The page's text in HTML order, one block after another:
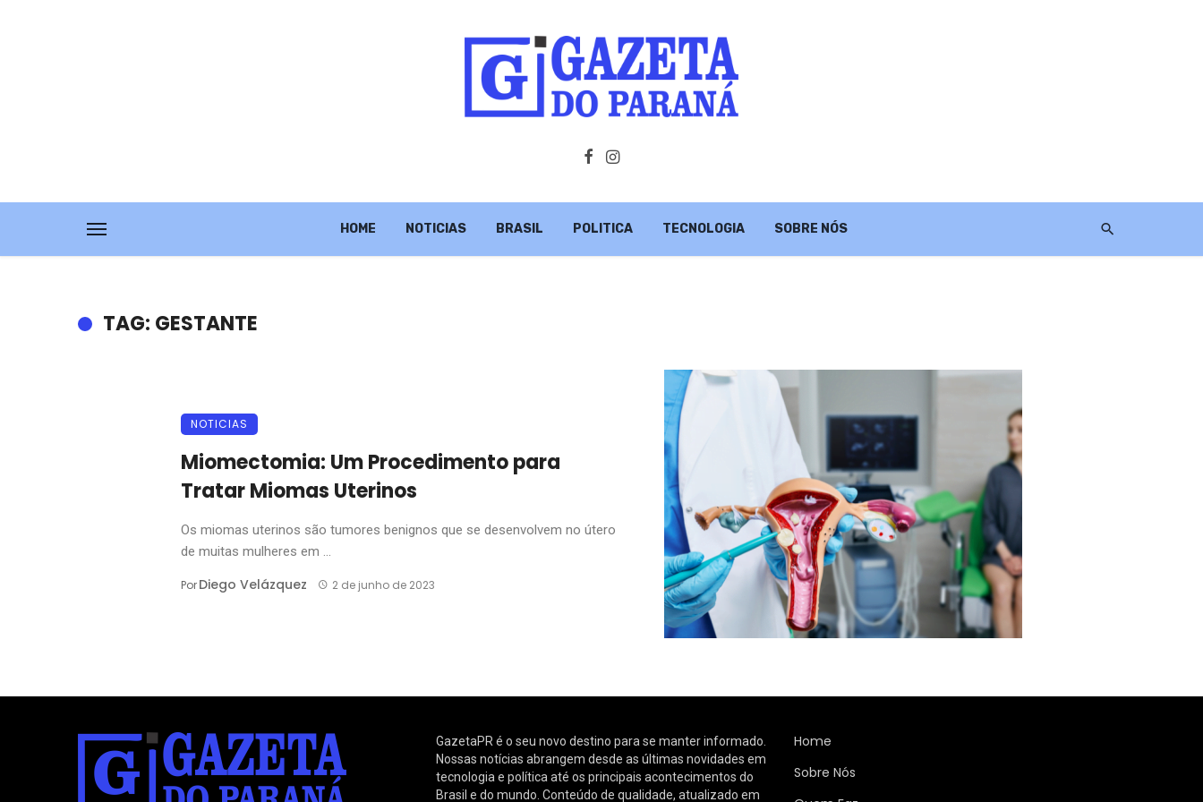
HOME NOTICIAS BRASIL POLITICA TECNOLOGIA SOBRE NÓS
TAG: GESTANTE
NOTICIAS
Miomectomia: Um Procedimento para
Tratar Miomas Uterinos
Os miomas uterinos são tumores benignos que se desenvolvem no útero
de muitas mulheres em ...
PorDiego Velázquez 2 de junho de 2023
GazetaPR é o seu novo destino para se manter informado.
Nossas notícias abrangem desde as últimas novidades em
tecnologia e política até os principais acontecimentos do
Brasil e do mundo. Conteúdo de qualidade, atualizado em
Home
Sobre Nós